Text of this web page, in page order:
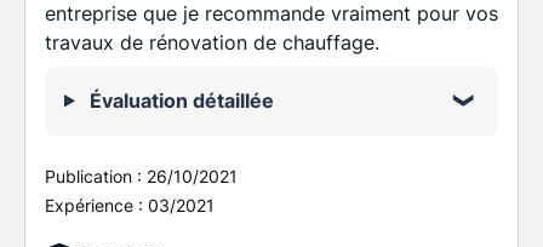
entreprise que je recommande vraiment pour vos
travaux de rénovation de chauffage.
Évaluation détaillée
Publication : 26/10/2021
Expérience : 03/2021